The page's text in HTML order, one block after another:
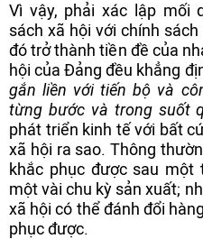
Vì vậy, phải xác lập mối
sách xã hội với chính
đó trở thành tiền đề của
hội của Đảng đều khẳng
gắn liền với tiến bộ và
từng bước và trong suốt
phát triển kinh tế với bất
xã hội ra sao. Thông
khắc phục được sau một
một vài chu kỳ sản xuất;
xã hội có thể đánh đổi
phục được.